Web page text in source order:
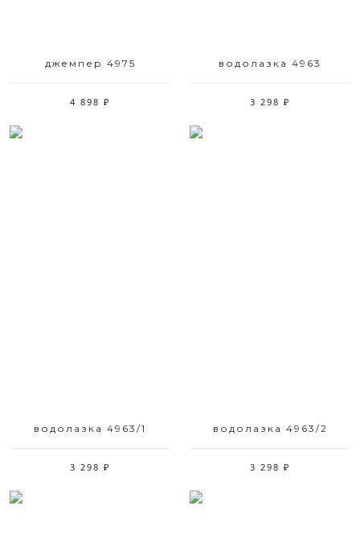
джемпер 4975
4 898 ₽
водолазка 4963
3 298 ₽
водолазка 4963/1
3 298 ₽
водолазка 4963/2
3 298 ₽